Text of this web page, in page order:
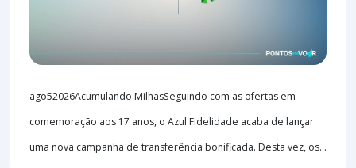
ago52026Acumulando MilhasSeguindo com as ofertas em
comemoração aos 17 anos, o Azul Fidelidade acaba de lançar
uma nova campanha de transferência bonificada. Desta vez, os...